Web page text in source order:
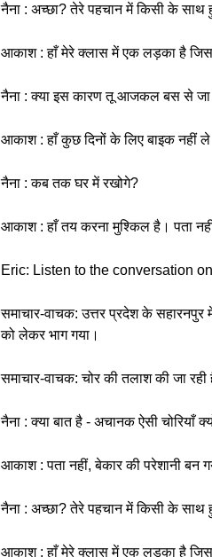
नैना : अच्छा? तेरे पहचान में किसी के साथ
आकाश : हाँ मेरे क्लास में एक लड़का है
नैना : क्या इस कारण तू आजकल बस से जा
आकाश : हाँ कुछ दिनों के लिए बाइक नहीं ले
नैना : कब तक घर में रखोगे?
आकाश : हाँ तय करना मुश्किल है। पता
Eric: Listen to the conversation
समाचार-वाचक: उत्तर प्रदेश के सहारनपुर
को लेकर भाग गया।
समाचार-वाचक: चोर की तलाश की जा
नैना : क्या बात है - अचानक ऐसी चोरियाँ
आकाश : पता नहीं, बेकार की परेशानी बन
नैना : अच्छा? तेरे पहचान में किसी के साथ
आकाश : हाँ मेरे क्लास में एक लड़का है